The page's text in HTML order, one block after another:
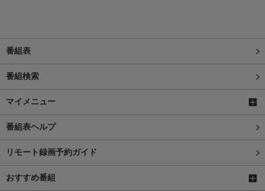
番組表
番組検索
マイメニュー
番組表ヘルプ
リモート録画予約ガイド
おすすめ番組